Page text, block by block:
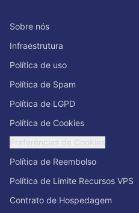
Sobre nós
Infraestrutura
Política de uso
Política de Spam
Política de LGPD
Política de Cookies
Preferências de Cookies
Política de Reembolso
Política de Limite Recursos VPS
Contrato de Hospedagem